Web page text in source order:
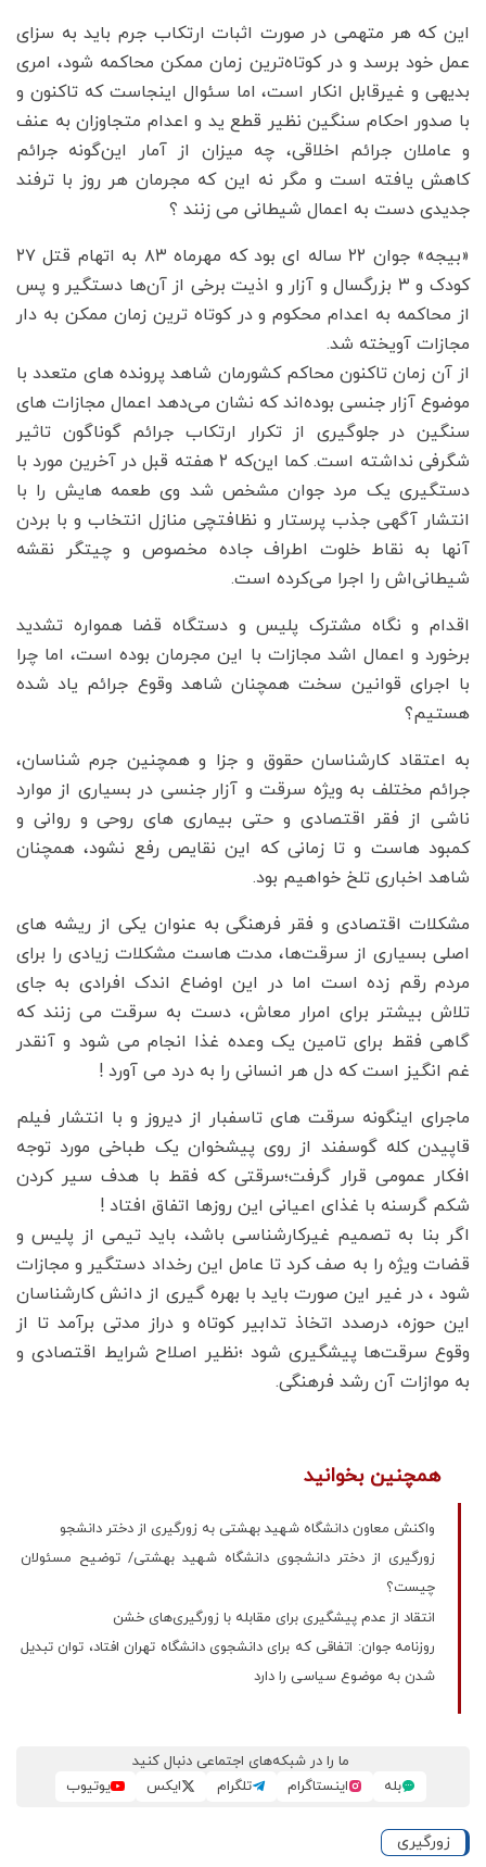
این که هر متهمی در صورت اثبات ارتکاب جرم باید به سزای
عمل خود برسد و در کوتاه‌ترین زمان ممکن محاکمه شود، امری
بدیهی و غیرقابل انکار است، اما سئوال اینجاست که تاکنون و
با صدور احکام سنگین نظیر قطع ید و اعدام متجاوزان به عنف
و عاملان جرائم اخلاقی، چه میزان از آمار این‌گونه جرائم
کاهش یافته است و مگر نه این که مجرمان هر روز با ترفند
جدیدی دست به اعمال شیطانی می زنند ؟
«بیجه» جوان ۲۲ ساله ای بود که مهرماه ۸۳ به اتهام قتل ۲۷
کودک و ۳ بزرگسال و آزار و اذیت برخی از آن‌ها دستگیر و پس
از محاکمه به اعدام محکوم و در کوتاه ترین زمان ممکن به دار
مجازات آویخته شد.
از آن زمان تاکنون محاکم کشورمان شاهد پرونده های متعدد با
موضوع آزار جنسی بوده‌اند که نشان می‌دهد اعمال مجازات های
سنگین در جلوگیری از تکرار ارتکاب جرائم گوناگون تاثیر
شگرفی نداشته است. کما این‌که ۲ هفته قبل در آخرین مورد با
دستگیری یک مرد جوان مشخص شد وی طعمه هایش را با
انتشار آگهی جذب پرستار و نظافتچی منازل انتخاب و با بردن
آنها به نقاط خلوت اطراف جاده مخصوص و چیتگر نقشه
شیطانی‌اش را اجرا می‌کرده است.
اقدام و نگاه مشترک پلیس و دستگاه قضا همواره تشدید
برخورد و اعمال اشد مجازات با این مجرمان بوده است، اما چرا
با اجرای قوانین سخت همچنان شاهد وقوع جرائم یاد شده
هستیم؟
به اعتقاد کارشناسان حقوق و جزا و همچنین جرم شناسان،
جرائم مختلف به ویژه سرقت و آزار جنسی در بسیاری از موارد
ناشی از فقر اقتصادی و حتی بیماری های روحی و روانی و
کمبود هاست و تا زمانی که این نقایص رفع نشود، همچنان
شاهد اخباری تلخ خواهیم بود.
مشکلات اقتصادی و فقر فرهنگی به عنوان یکی از ریشه های
اصلی بسیاری از سرقت‌ها، مدت هاست مشکلات زیادی را برای
مردم رقم زده است اما در این اوضاع اندک افرادی به جای
تلاش بیشتر برای امرار معاش، دست به سرقت می زنند که
گاهی فقط برای تامین یک وعده غذا انجام می شود و آنقدر
غم انگیز است که دل هر انسانی را به درد می آورد !
ماجرای اینگونه سرقت های تاسفبار از دیروز و با انتشار فیلم
قاپیدن کله گوسفند از روی پیشخوان یک طباخی مورد توجه
افکار عمومی قرار گرفت؛سرقتی که فقط با هدف سیر کردن
شکم گرسنه با غذای اعیانی این روزها اتفاق افتاد !
اگر بنا به تصمیم غیرکارشناسی باشد، باید تیمی از پلیس و
قضات ویژه را به صف کرد تا عامل این رخداد دستگیر و مجازات
شود ، در غیر این صورت باید با بهره گیری از دانش کارشناسان
این حوزه، درصدد اتخاذ تدابیر کوتاه و دراز مدتی برآمد تا از
وقوع سرقت‌ها پیشگیری شود ؛نظیر اصلاح شرایط اقتصادی و
به موازات آن رشد فرهنگی.
همچنین بخوانید
واکنش معاون دانشگاه شهید بهشتی به زورگیری از دختر دانشجو
زورگیری از دختر دانشجوی دانشگاه شهید بهشتی/ توضیح مسئولان
چیست؟
انتقاد از عدم پیشگیری برای مقابله با زورگیری‌های خشن
روزنامه جوان: اتفاقی که برای دانشجوی دانشگاه تهران افتاد، توان تبدیل
شدن به موضوع سیاسی را دارد
ما را در شبکه‌های اجتماعی دنبال کنید
بله
اینستاگرام تلگرام ایکس یوتیوب
زورگیری